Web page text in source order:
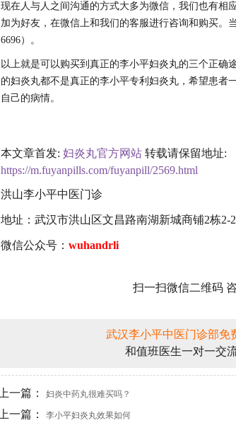
现在人与人之间沟通的方式大多为微信，我们也有相
加为好友，在微信上和我们的客服进行咨询和购买。
6696）。
以上就是可以购买到真正的李小平妇炎丸的三个正确
的妇炎丸都不是真正的李小平专利妇炎丸，希望患者
自己的病情。
本文章首发: 妇炎丸官方网站 转载请保留地址:
https://m.fuyanpills.com/fuyanpill/2569.html
洪山李小平中医门诊
地址：武汉市洪山区文昌路南湖新城商铺2栋2-2
微信公众号： wuhandrli
扫一扫微信二维码
武汉李小平中医门诊部免
和值班医生一对一交
上一篇： 妇炎中药丸很难买吗？
上一篇： 李小平妇炎丸效果如何